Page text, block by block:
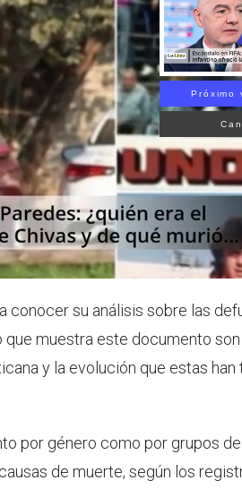
Próximo
conocer su análisis sobre las
muestra este documento
y la evolución que estas han
por género como por grupos
de muerte, según los